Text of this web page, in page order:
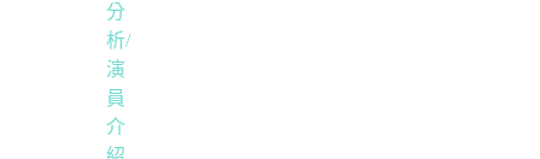
分
析/
演
員
介